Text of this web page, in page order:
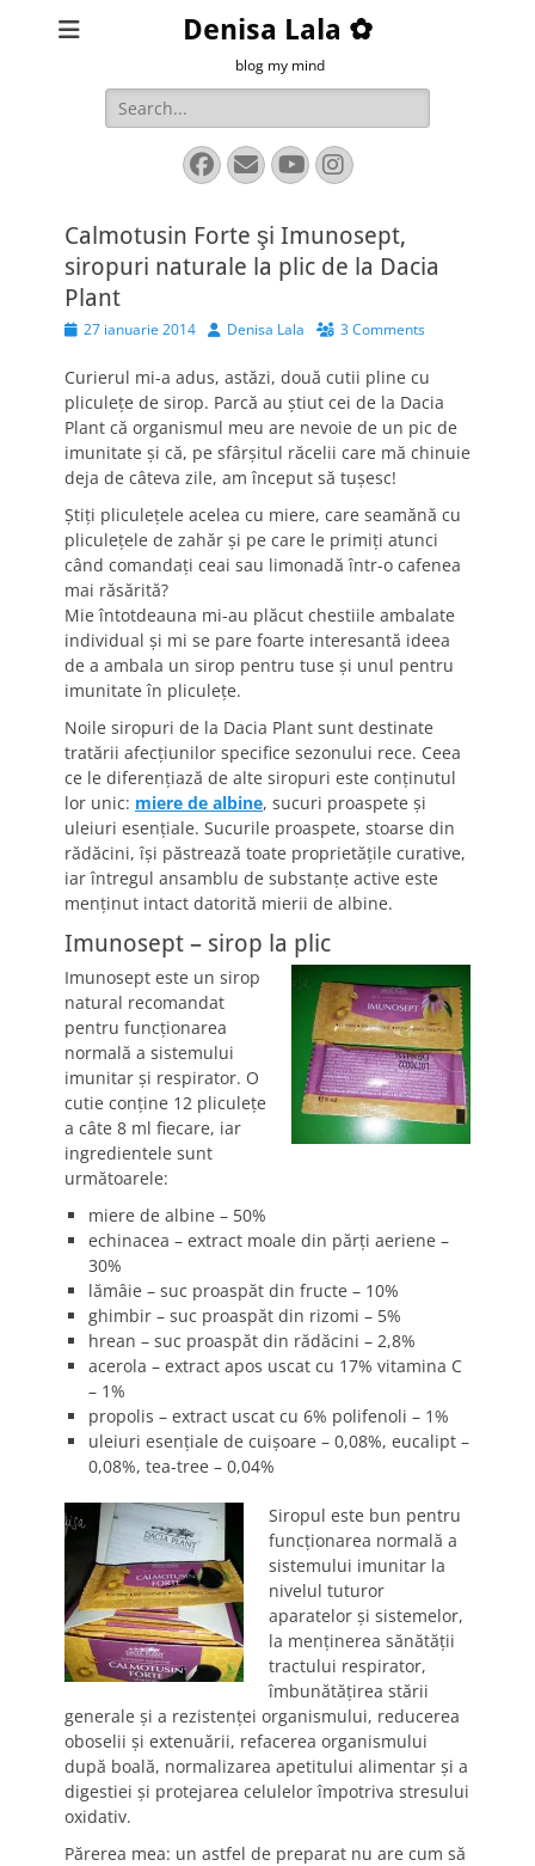
Denisa Lala ✿
blog my mind
Search
for:
Facebook
EmailYouTube
Instagram
Calmotusin Forte şi Imunosept,
siropuri naturale la plic de la Dacia
Plant
Posted
27 ianuarie 2014 AuthorDenisa Lala 3 Comments
Curierul mi-a adus, astăzi, două cutii pline cu
pliculeţe de sirop. Parcă au ştiut cei de la Dacia
Plant că organismul meu are nevoie de un pic de
imunitate şi că, pe sfârşitul răcelii care mă chinuie
deja de câteva zile, am început să tuşesc!
Ştiţi pliculeţele acelea cu miere, care seamănă cu
pliculeţele de zahăr şi pe care le primiţi atunci
când comandaţi ceai sau limonadă într-o cafenea
mai răsărită?
Mie întotdeauna mi-au plăcut chestiile ambalate
individual şi mi se pare foarte interesantă ideea
de a ambala un sirop pentru tuse şi unul pentru
imunitate în pliculeţe.
Noile siropuri de la Dacia Plant sunt destinate
tratării afecţiunilor specifice sezonului rece. Ceea
ce le diferenţiază de alte siropuri este conţinutul
lor unic: miere de albine, sucuri proaspete şi
uleiuri esenţiale. Sucurile proaspete, stoarse din
rădăcini, îşi păstrează toate proprietăţile curative,
iar întregul ansamblu de substanţe active este
menţinut intact datorită mierii de albine.
Imunosept – sirop la plic
Imunosept este un sirop
natural recomandat
pentru funcţionarea
normală a sistemului
imunitar şi respirator. O
cutie conţine 12 pliculeţe
a câte 8 ml fiecare, iar
ingredientele sunt
următoarele:
miere de albine – 50%
echinacea – extract moale din părţi aeriene –
30%
lămâie – suc proaspăt din fructe – 10%
ghimbir – suc proaspăt din rizomi – 5%
hrean – suc proaspăt din rădăcini – 2,8%
acerola – extract apos uscat cu 17% vitamina C
– 1%
propolis – extract uscat cu 6% polifenoli – 1%
uleiuri esenţiale de cuişoare – 0,08%, eucalipt –
0,08%, tea-tree – 0,04%
Siropul este bun pentru
funcţionarea normală a
sistemului imunitar la
nivelul tuturor
aparatelor şi sistemelor,
la menţinerea sănătăţii
tractului respirator,
îmbunătăţirea stării
generale şi a rezistenţei organismului, reducerea
oboselii şi extenuării, refacerea organismului
după boală, normalizarea apetitului alimentar şi a
digestiei şi protejarea celulelor împotriva stresului
oxidativ.
Părerea mea: un astfel de preparat nu are cum să